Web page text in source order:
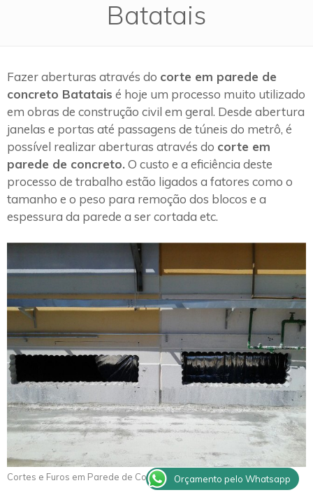
Batatais
Fazer aberturas através do corte em parede de
concreto Batatais é hoje um processo muito utilizado
em obras de construção civil em geral. Desde abertura
janelas e portas até passagens de túneis do metrô, é
possível realizar aberturas através do corte em
parede de concreto. O custo e a eficiência deste
processo de trabalho estão ligados a fatores como o
tamanho e o peso para remoção dos blocos e a
espessura da parede a ser cortada etc.
Cortes e Furos em Parede de Concreto BatataisOrçamento pelo Whatsapp